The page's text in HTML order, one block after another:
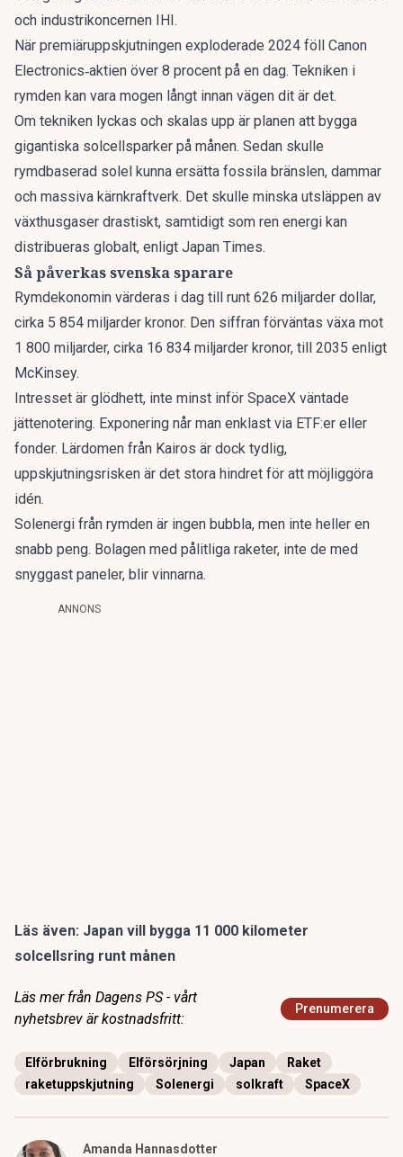
och industrikoncernen IHI.
När premiäruppskjutningen exploderade 2024 föll Canon
Electronics‑aktien över 8 procent på en dag. Tekniken i
rymden kan vara mogen långt innan vägen dit är det.
Om tekniken lyckas och skalas upp är planen att bygga
gigantiska solcellsparker på månen. Sedan skulle
rymdbaserad solel kunna ersätta fossila bränslen, dammar
och massiva kärnkraftverk. Det skulle minska utsläppen av
växthusgaser drastiskt, samtidigt som ren energi kan
distribueras globalt, enligt Japan Times.
Så påverkas svenska sparare
Rymdekonomin värderas i dag till runt 626 miljarder dollar,
cirka 5 854 miljarder kronor. Den siffran förväntas växa mot
1 800 miljarder, cirka 16 834 miljarder kronor, till 2035 enligt
McKinsey.
Intresset är glödhett, inte minst inför SpaceX väntade
jättenotering. Exponering når man enklast via ETF:er eller
fonder. Lärdomen från Kairos är dock tydlig,
uppskjutningsrisken är det stora hindret för att möjliggöra
idén.
Solenergi från rymden är ingen bubbla, men inte heller en
snabb peng. Bolagen med pålitliga raketer, inte de med
snyggast paneler, blir vinnarna.
ANNONS
Läs även: Japan vill bygga 11 000 kilometer
solcellsring runt månen
Läs mer från Dagens PS - vårt
nyhetsbrev är kostnadsfritt:
Prenumerera
Elförbrukning Elförsörjning Japan
Raket
raketuppskjutning
Solenergi solkraft SpaceX
Amanda Hannasdotter